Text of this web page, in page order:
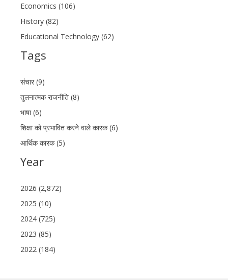
Economics (106)
History (82)
Educational Technology (62)
Tags
संचार (9)
तुलनात्मक राजनीति (8)
भाषा (6)
शिक्षा को प्रभावित करने वाले कारक (6)
आर्थिक कारक (5)
Year
2026 (2,872)
2025 (10)
2024 (725)
2023 (85)
2022 (184)